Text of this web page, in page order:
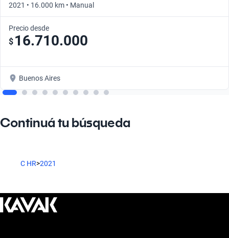
2021 • 16.000 km • Manual
Precio desde
$ 16.710.000
Buenos Aires
Continuá tu búsqueda
C HR>2021